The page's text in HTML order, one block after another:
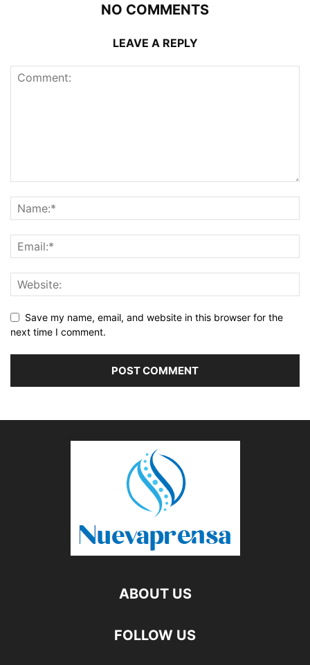
NO COMMENTS
LEAVE A REPLY
Save my name, email, and website in this browser for the
next time I comment.
ABOUT US
FOLLOW US